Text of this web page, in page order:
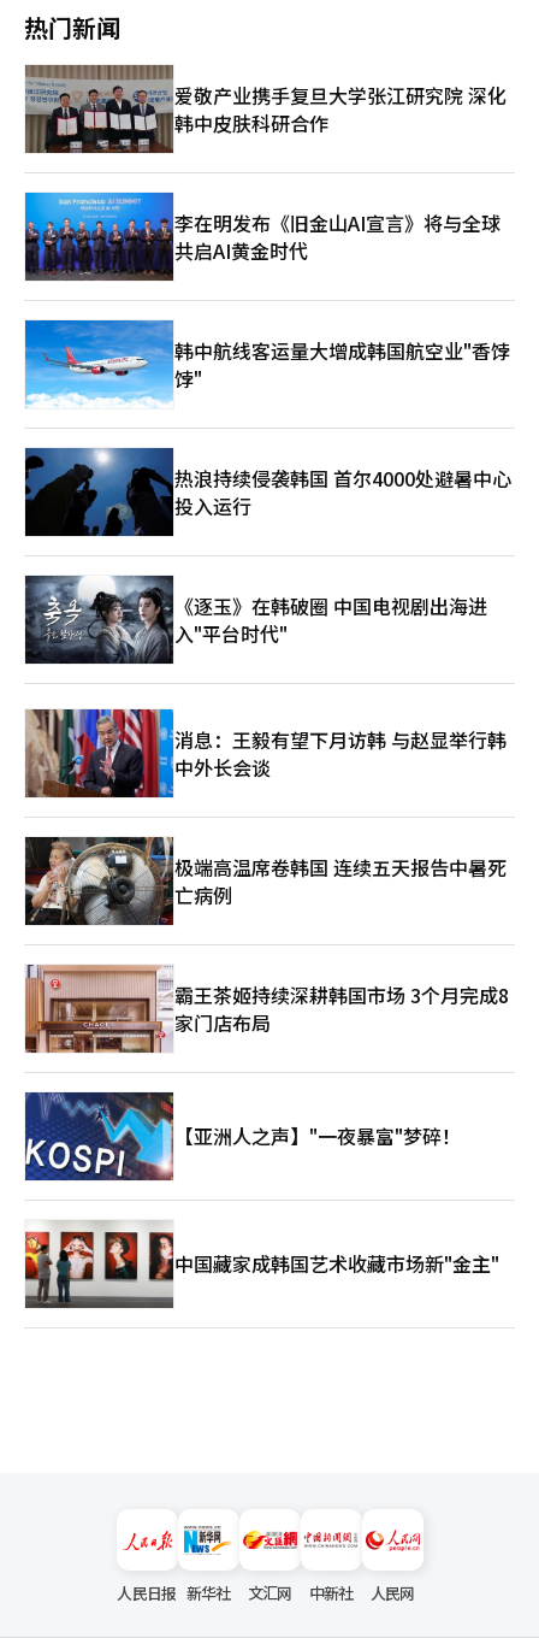
方尚未正式提出明年最低工资的初步要求，但很可能会提出冻结的
初步要求。今年也可能因内需不振、人工成本压力和小微企业的支
付能力限制而主张冻结或最低幅度的上涨。 尤其是行业分类适用
的否决，可能使经营方更倾向于将最低工资上涨幅度降至最低。由
于在住宿、餐饮、便利店等行业中，最低工资低于标准的比例较
高，单一最低工资的上涨直接增加了小微企业的负担。 预计劳动
方与经营方的初步要求差距将大幅扩大，因此今年能否按法定审议
期限完成审议将面临挑战。根据最低工资法，最低工资委员会需在
收到劳动部部长的审议请求之日起90天内审议并提交最低工资方
案。今年的法定审议期限为29日。 然而，法定审议期限内计划的
全体会议仅有两次左右。考虑到劳资双方的初步要求尚未全部提
交，后续还需经过修改方案提交和公益委员的调解过程，审议可能
会持续到7月初至中旬。 最低工资审议通常是劳资双方在提出初步
要求后，经过多次修改方案以缩小差距的方式进行。如果到最后仍
无法达成一致，公益委员将提出审议促进区间或单一方案进行投
票。 今年的审议中，劳资之间的差距预计仍将相当大。劳动方认
经营方则可能强调因经济不景气和小微企业负担的必要性，主张冻
结。※ 本报道经人工智能（AI）系统翻译与编辑。
企业的高额佣金、加盟总部的费用转嫁、过高的租金和商业区衰退
等结构性问题。”他批评道：“以行业差异适用为借口，将这些企
业的利润结构维持的成本负担转嫁到最低工资上，是一种扭曲的结
构。” 民主劳动总联合会副委员长李美仙也指出：“最低工资委
员会再次开始讨论行业差异适用，最低工资法的本意再次受到严重
损害。”她表示：“差异适用的本质是冻结和削减最低工资，进一
步加深歧视和不平等。” 对于主张在外籍就业比例高的行业适用
低最低工资的观点，她反驳道：“在移民工人达到100万的时代，
歧视和忽视为我们经济作出贡献的人，只是为了最大化巨额资本的
利润。”她还提到：“2024年小商户实态调查中，最希望的政策
是资金支持，经营困难的主要原因是同行竞争加剧。没有证据表明
最低工资是妨碍经营的首要原因。” 相对而言，经营界则认为行
业差异适用是提高最低工资制度可持续性的现实措施。韩国经营者
拖延，必须根据现实逐步适用。”他指出：“经济合作与发展组织
（OECD）21个国家都根据行业、年龄、地区等多种标准适用最低
工资。” 他进一步表示：“差异适用并非特殊案例，而是为了提
高制度的适应性而在国际上广泛应用的方案。”他提到：“住宿餐
饮业的最低工资低于标准的比例，从2000年代初的6%上升到超过
30%，当前情况已达到极限。” 中小企业中央会人力政策本部长
杨玉石也表示：“统计数据证明，住宿餐饮等弱势行业的低于标准
比例更为明显。”他指出：“该行业的小商户即使想遵守法律，也
面临无法遵守的极限情况。” 他还提到：“行业差异适用是减少
急剧上升的最低工资副作用的制度性调整措施，也是保护微型企业
就业的最低措施。”他强调：“即使是弱势行业，也应适用差异，
以恢复最低工资制度的适应性。” 公益委员则表示将基于劳资双
方的论据尝试得出结论。公益委员秘书成宰敏表示：“今天是第二
次讨论行业差异适用的会议。”他指出：“雇主委员的发言也在预
定之中，因此将是再次系统性审视之前提出的问题意识和依据的机
会。” 他期待：“委员们能够以开放的心态倾听，综合发言内容
智能（AI）系统翻译与编辑。
热门新闻
爱敬产业携手复旦大学张江研究院 深化
韩中皮肤科研合作
李在明发布《旧金山AI宣言》将与全球
共启AI黄金时代
韩中航线客运量大增成韩国航空业"香饽
饽"
热浪持续侵袭韩国 首尔4000处避暑中心
投入运行
《逐玉》在韩破圈 中国电视剧出海进
入"平台时代"
消息：王毅有望下月访韩 与赵显举行韩
中外长会谈
极端高温席卷韩国 连续五天报告中暑死
亡病例
霸王茶姬持续深耕韩国市场 3个月完成8
家门店布局
【亚洲人之声】"一夜暴富"梦碎！
中国藏家成韩国艺术收藏市场新"金主"
人民日报 新华社 文汇网 中新社 人民网